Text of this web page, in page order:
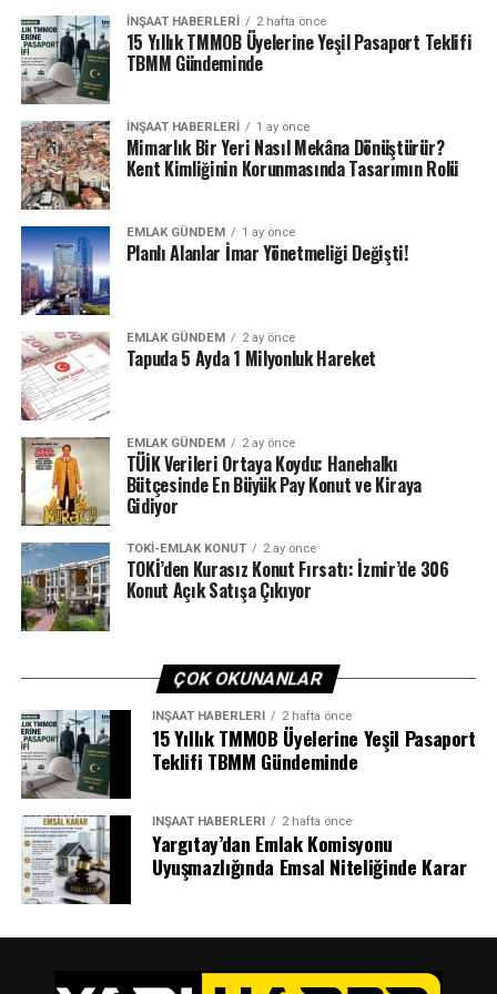
İlk kez ev alacaklara düşük faizli konut kredisi
kampanyalarının başlatılmasının, aslında sınırlı bir
kitleyi kapsayacağı için gayrimenkul sektörüne çok fazla
hareket getirmeyeceğini dile getiren Tekçe, “Ancak yine
de devletin geniş kitlelerin konuta erişim hakkını
kullanabilmesi için bu gibi uygulamaların sayısını
artırması önemli” diye konuştu.
ETIKETLER
SONRAKI
Talep daralması ve artan maliyet konut arzına engel
ÖNCEKI
Konut satışları, son 8 yılın en düşük seviyesinde
İNŞAAT HABERLERI 2 hafta önce
15 Yıllık TMMOB Üyelerine Yeşil Pasaport Teklifi
TBMM Gündeminde
İNŞAAT HABERLERI 1 ay önce
Mimarlık Bir Yeri Nasıl Mekâna Dönüştürür?
Kent Kimliğinin Korunmasında Tasarımın Rolü
EMLAK GÜNDEM 1 ay önce
Planlı Alanlar İmar Yönetmeliği Değişti!
EMLAK GÜNDEM 2 ay önce
Tapuda 5 Ayda 1 Milyonluk Hareket
EMLAK GÜNDEM 2 ay önce
TÜİK Verileri Ortaya Koydu: Hanehalkı
Bütçesinde En Büyük Pay Konut ve Kiraya
Gidiyor
TOKI-EMLAK KONUT 2 ay önce
TOKİ’den Kurasız Konut Fırsatı: İzmir’de 306
Konut Açık Satışa Çıkıyor
ÇOK OKUNANLAR
İNŞAAT HABERLERI 2 hafta önce
15 Yıllık TMMOB Üyelerine Yeşil Pasaport
Teklifi TBMM Gündeminde
İNŞAAT HABERLERI 2 hafta önce
Yargıtay’dan Emlak Komisyonu
Uyuşmazlığında Emsal Niteliğinde Karar